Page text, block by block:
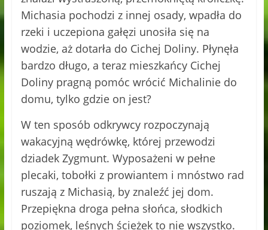
Michasia pochodzi z innej osady, wpadła do
rzeki i uczepiona gałęzi unosiła się na
wodzie, aż dotarła do Cichej Doliny. Płynęła
bardzo długo, a teraz mieszkańcy Cichej
Doliny pragną pomóc wrócić Michalinie do
domu, tylko gdzie on jest?
W ten sposób odkrywcy rozpoczynają
wakacyjną wędrówkę, której przewodzi
dziadek Zygmunt. Wyposażeni w pełne
plecaki, tobołki z prowiantem i mnóstwo rad
ruszają z Michasią, by znaleźć jej dom.
Przepiękna droga pełna słońca, słodkich
poziomek, leśnych ścieżek to nie wszystko.